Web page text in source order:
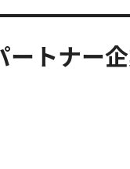
ートナー